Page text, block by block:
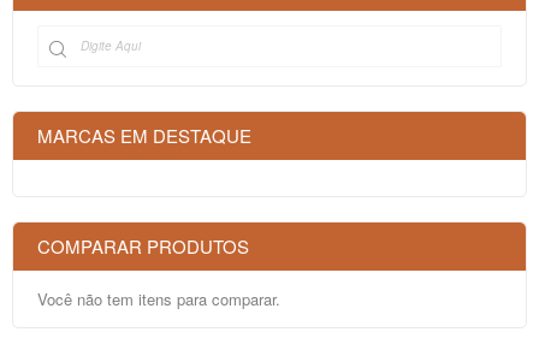
MARCAS EM DESTAQUE
COMPARAR PRODUTOS
Você não tem itens para comparar.